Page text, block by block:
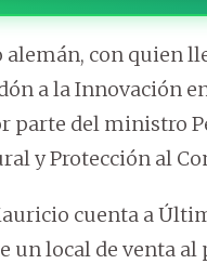
alemán, con quien
a la Innovación
parte del ministro
y Protección al
cuenta a
local de venta al